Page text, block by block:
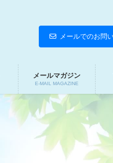
メールでのお問
メールマガジン
E-MAIL MAGAZINE